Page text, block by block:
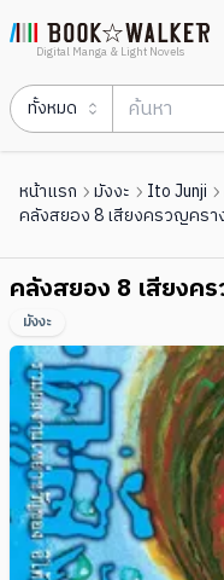
Digital Manga & Light Novels
ทั้งหมด
หน้าแรก มังงะ Ito Junji
คลังสยอง 8 เสียงครวญครา
คลังสยอง 8 เสียงค
มังงะ